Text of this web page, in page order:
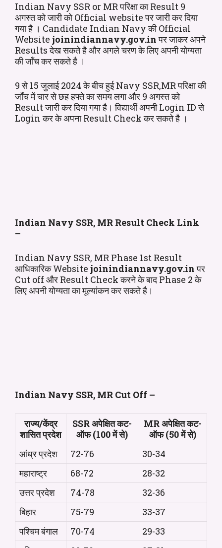
Indian Navy SSR or MR परिक्षा का Result 9
अगस्त को जारी को Official website पर जारी कर दिया
गया है । Candidate Indian Navy की Official
Website joinindiannavy.gov.inपर जाकर अपने
Results देख सकते है और अगले चरण के लिए अपनी योग्यता
की जाँच कर सकते है ।
9 से 15 जुलाई 2024 के बीच हुई Navy SSR,MR परिक्षा की
जाँच में चार से छह हफ्ते का समय लगा और 9 अगस्त को
Result जारी कर दिया गया है। विद्यार्थी अपनी Login ID से
Login कर के अपना Result Check कर सकते है ।
Indian Navy SSR, MR Result Check Link
–
Indian Navy SSR, MR Phase 1st Result
आधिकारिक Website joinindiannavy.gov.inपर
Cut off और Result Check करने के बाद Phase 2 के
लिए अपनी योग्यता का मूल्यांकन कर सकते है।
Indian Navy SSR, MR Cut Off –
राज्य/केंद्र
शासित प्रदेश
SSR अपेक्षित कट-
ऑफ (100 में से)
MR अपेक्षित कट-
ऑफ (50 में से)
आंध्र प्रदेश
72-76
30-34
महाराष्ट्र
68-72
28-32
उत्तर प्रदेश
74-78
32-36
बिहार
75-79
33-37
पश्चिम बंगाल
70-74
29-33